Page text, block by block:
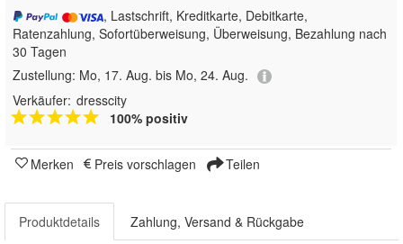
, Lastschrift, Kreditkarte, Debitkarte,
Ratenzahlung, Sofortüberweisung, Überweisung, Bezahlung nach
30 Tagen
Zustellung: Mo, 17. Aug. bis Mo, 24. Aug.
Verkäufer: dresscity
100% positiv
Merken Preis vorschlagen Teilen
Produktdetails Zahlung, Versand & Rückgabe